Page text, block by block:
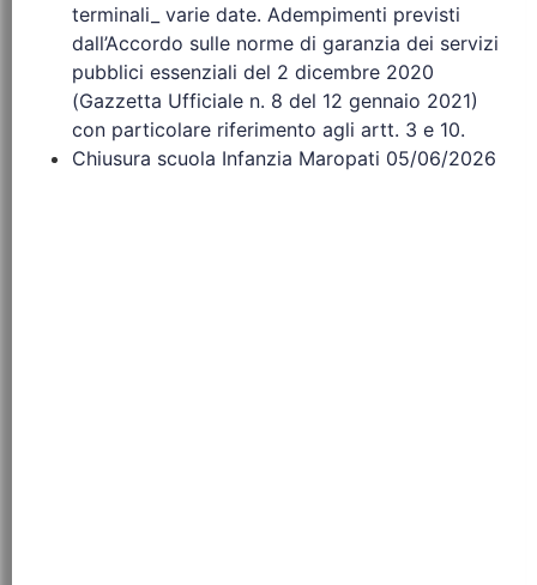
terminali_ varie date. Adempimenti previsti
dall’Accordo sulle norme di garanzia dei servizi
pubblici essenziali del 2 dicembre 2020
(Gazzetta Ufficiale n. 8 del 12 gennaio 2021)
con particolare riferimento agli artt. 3 e 10.
Chiusura scuola Infanzia Maropati 05/06/2026